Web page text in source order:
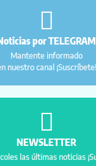
por TELEGRAM
Mantente informado
nuestro canal ¡Suscríbete!
NEWSLETTER
las últimas noticias